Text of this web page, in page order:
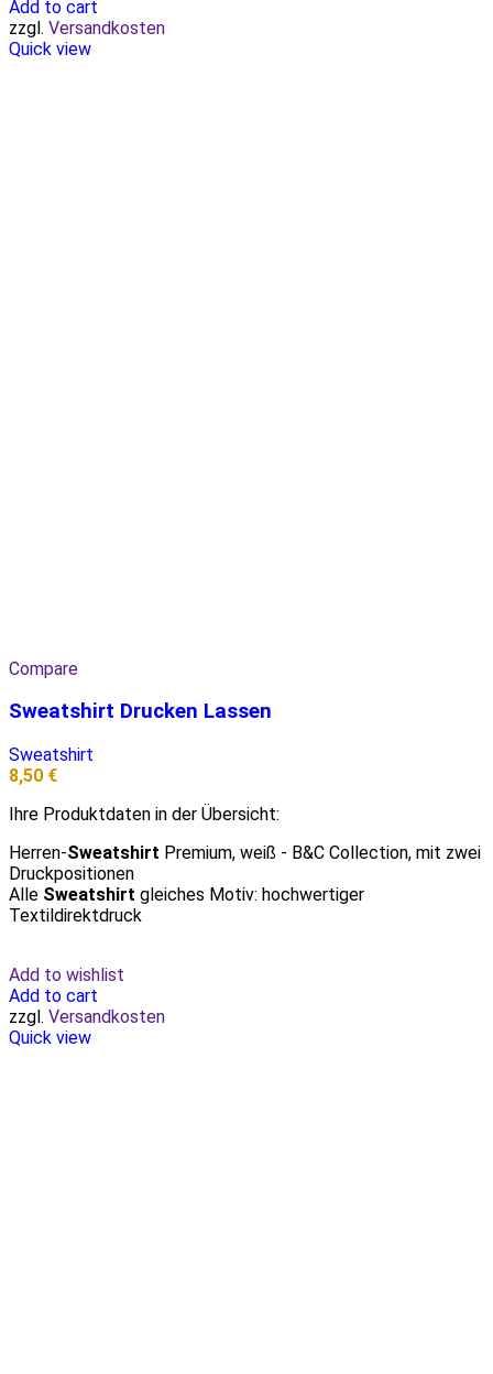
Add to cart
zzgl. Versandkosten
Quick view
Compare
Sweatshirt Drucken Lassen
Sweatshirt
8,50 €
Ihre Produktdaten in der Übersicht:
Herren-Sweatshirt Premium, weiß - B&C Collection, mit zwei
Druckpositionen
Alle Sweatshirt gleiches Motiv: hochwertiger
Textildirektdruck
Add to wishlist
Add to cart
zzgl. Versandkosten
Quick view